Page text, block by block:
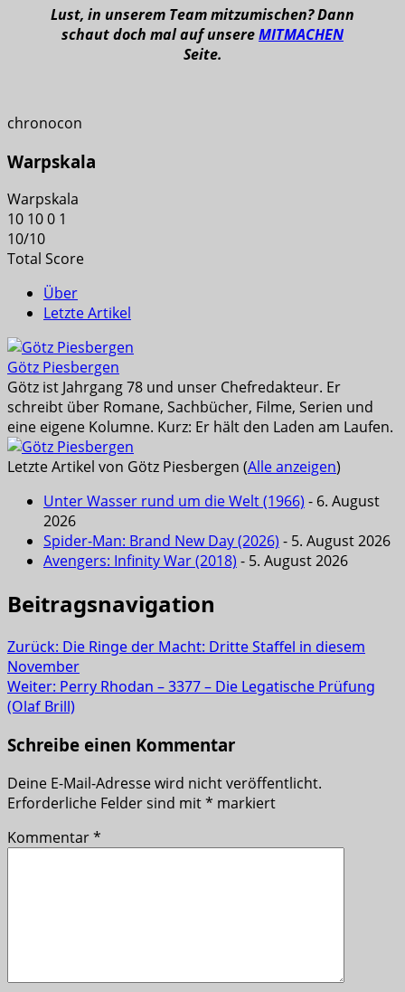
Lust, in unserem Team mitzumischen? Dann
schaut doch mal auf unsereMITMACHEN
Seite.
chronocon
Warpskala
Warpskala
10 100 1
10/10
Total Score
Über
Letzte Artikel
Götz Piesbergen
Götz ist Jahrgang 78 und unser Chefredakteur. Er
schreibt über Romane, Sachbücher, Filme, Serien und
eine eigene Kolumne. Kurz: Er hält den Laden am Laufen.
Letzte Artikel von Götz Piesbergen (Alle anzeigen)
Unter Wasser rund um die Welt (1966) - 6. August
2026
Spider-Man: Brand New Day (2026) - 5. August 2026
Avengers: Infinity War (2018) - 5. August 2026
Beitragsnavigation
Zurück: Die Ringe der Macht: Dritte Staffel in diesem
November
Weiter: Perry Rhodan – 3377 – Die Legatische Prüfung
(Olaf Brill)
Schreibe einen Kommentar
Deine E-Mail-Adresse wird nicht veröffentlicht.
Erforderliche Felder sind mit* markiert
Kommentar*